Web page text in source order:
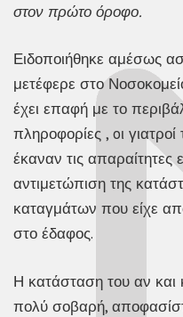
στον πρώτο όροφο.
Ειδοποιήθηκε αμέσως
μετέφερε στο
έχει επαφή με το
πληροφορίες , oι
έκαναν τις απαραίτητες
αντιμετώπιση της
καταγμάτων που είχε
στο έδαφος.
Η κατάσταση του αν και
πολύ σοβαρή,